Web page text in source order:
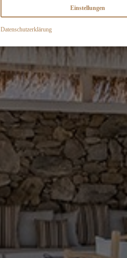
Einstellungen
Datenschutzerklärung